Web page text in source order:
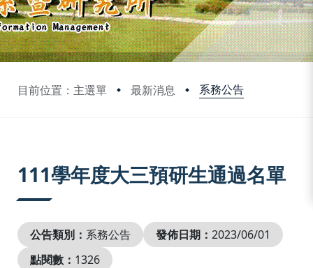
目前位置：主選單 最新消息 系務公告
111學年度大三預研生通過名單
公告類別： 系務公告 發佈日期： 2023/06/01
點閱數： 1326